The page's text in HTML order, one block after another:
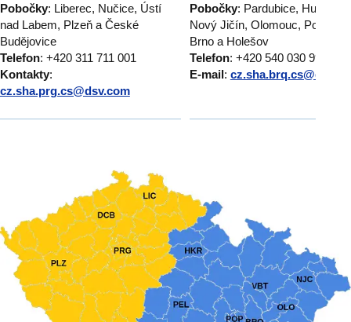
Pobočky: Liberec, Nučice, Ústí
nad Labem, Plzeň a České
Budějovice
Telefon: +420 311 711 001
Kontakty:
cz.sha.prg.cs@dsv.com
Pobočky: Pardubice,
Nový Jičín, Olomouc, Popůvky,
Brno a Holešov
Telefon: +420 540 030 999
E-mail: